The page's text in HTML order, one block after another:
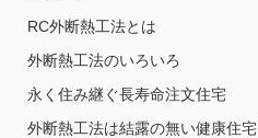
RC外断熱工法とは
外断熱工法のいろいろ
永く住み継ぐ長寿命注文住宅
外断熱工法は結露の無い健康住宅